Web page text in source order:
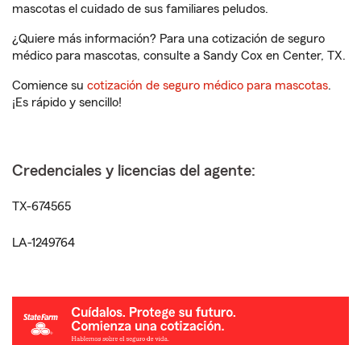
mascotas el cuidado de sus familiares peludos.
¿Quiere más información? Para una cotización de seguro
médico para mascotas, consulte a Sandy Cox en Center, TX.
Comience su cotización de seguro médico para mascotas.
¡Es rápido y sencillo!
Credenciales y licencias del agente:
TX-674565
LA-1249764